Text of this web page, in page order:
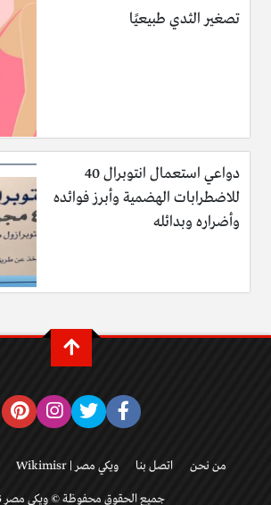
تصغير الثدي طبيعيًا
دواعي استعمال انتوبرال 40
للاضطرابات الهضمية وأبرز فوائده
وأضراره وبدائله
من نحن اتصل بنا ويكي مصر | Wikimisr
جميع الحقوق محفوظة © ويكي مصر 2026